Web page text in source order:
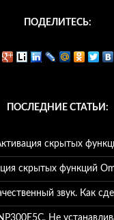
ПОДЕЛИТЕСЬ:
ПОСЛЕДНИЕ СТАТЬИ:
скрытых
скрытых функций
звук. Как
Не